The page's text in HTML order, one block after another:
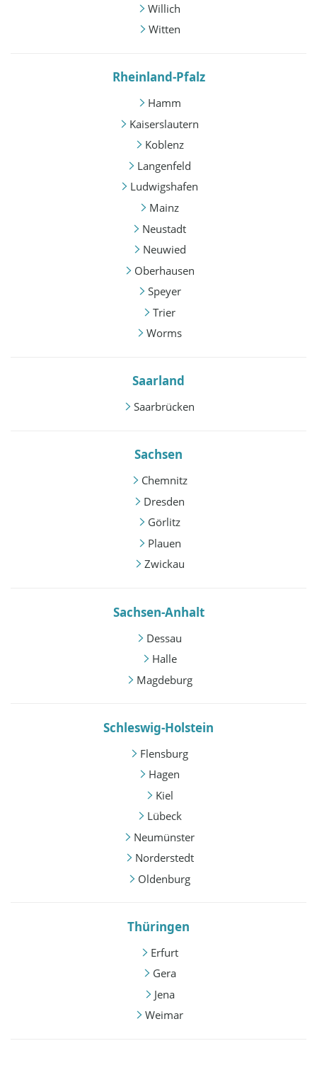
Willich
Witten
Rheinland-Pfalz
Hamm
Kaiserslautern
Koblenz
Langenfeld
Ludwigshafen
Mainz
Neustadt
Neuwied
Oberhausen
Speyer
Trier
Worms
Saarland
Saarbrücken
Sachsen
Chemnitz
Dresden
Görlitz
Plauen
Zwickau
Sachsen-Anhalt
Dessau
Halle
Magdeburg
Schleswig-Holstein
Flensburg
Hagen
Kiel
Lübeck
Neumünster
Norderstedt
Oldenburg
Thüringen
Erfurt
Gera
Jena
Weimar